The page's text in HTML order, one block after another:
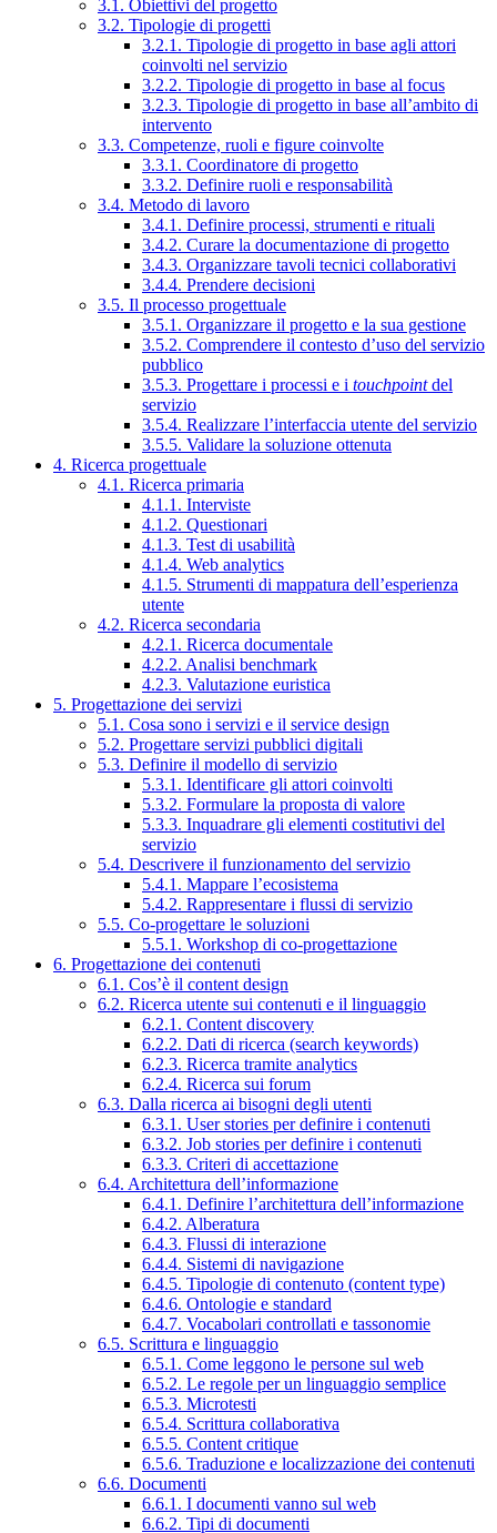
3.1. Obiettivi del progetto
3.2. Tipologie di progetti
3.2.1. Tipologie di progetto in base agli attori
coinvolti nel servizio
3.2.2. Tipologie di progetto in base al focus
3.2.3. Tipologie di progetto in base all’ambito di
intervento
3.3. Competenze, ruoli e figure coinvolte
3.3.1. Coordinatore di progetto
3.3.2. Definire ruoli e responsabilità
3.4. Metodo di lavoro
3.4.1. Definire processi, strumenti e rituali
3.4.2. Curare la documentazione di progetto
3.4.3. Organizzare tavoli tecnici collaborativi
3.4.4. Prendere decisioni
3.5. Il processo progettuale
3.5.1. Organizzare il progetto e la sua gestione
3.5.2. Comprendere il contesto d’uso del servizio
pubblico
3.5.3. Progettare i processi e i touchpointdel
servizio
3.5.4. Realizzare l’interfaccia utente del servizio
3.5.5. Validare la soluzione ottenuta
4. Ricerca progettuale
4.1. Ricerca primaria
4.1.1. Interviste
4.1.2. Questionari
4.1.3. Test di usabilità
4.1.4. Web analytics
4.1.5. Strumenti di mappatura dell’esperienza
utente
4.2. Ricerca secondaria
4.2.1. Ricerca documentale
4.2.2. Analisi benchmark
4.2.3. Valutazione euristica
5. Progettazione dei servizi
5.1. Cosa sono i servizi e il service design
5.2. Progettare servizi pubblici digitali
5.3. Definire il modello di servizio
5.3.1. Identificare gli attori coinvolti
5.3.2. Formulare la proposta di valore
5.3.3. Inquadrare gli elementi costitutivi del
servizio
5.4. Descrivere il funzionamento del servizio
5.4.1. Mappare l’ecosistema
5.4.2. Rappresentare i flussi di servizio
5.5. Co-progettare le soluzioni
5.5.1. Workshop di co-progettazione
6. Progettazione dei contenuti
6.1. Cos’è il content design
6.2. Ricerca utente sui contenuti e il linguaggio
6.2.1. Content discovery
6.2.2. Dati di ricerca (search keywords)
6.2.3. Ricerca tramite analytics
6.2.4. Ricerca sui forum
6.3. Dalla ricerca ai bisogni degli utenti
6.3.1. User stories per definire i contenuti
6.3.2. Job stories per definire i contenuti
6.3.3. Criteri di accettazione
6.4. Architettura dell’informazione
6.4.1. Definire l’architettura dell’informazione
6.4.2. Alberatura
6.4.3. Flussi di interazione
6.4.4. Sistemi di navigazione
6.4.5. Tipologie di contenuto (content type)
6.4.6. Ontologie e standard
6.4.7. Vocabolari controllati e tassonomie
6.5. Scrittura e linguaggio
6.5.1. Come leggono le persone sul web
6.5.2. Le regole per un linguaggio semplice
6.5.3. Microtesti
6.5.4. Scrittura collaborativa
6.5.5. Content critique
6.5.6. Traduzione e localizzazione dei contenuti
6.6. Documenti
6.6.1. I documenti vanno sul web
6.6.2. Tipi di documenti